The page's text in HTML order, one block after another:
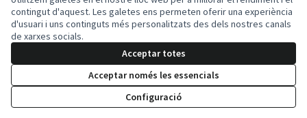
contingut d'aquest. Les galetes ens permeten oferir una experiència
d'usuari i uns continguts més personalitzats des dels nostres canals
de xarxes socials.
Acceptar totes
Acceptar només les essencials
Configuració
69
Suports
(Enllaç extern)programari lliure
(Enllaç extern)
.